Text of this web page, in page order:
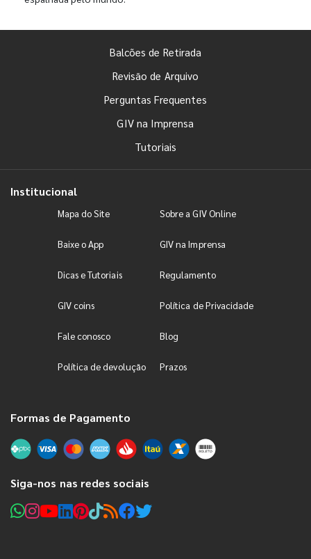
Balcões de Retirada
Revisão de Arquivo
Perguntas Frequentes
GIV na Imprensa
Tutoriais
Institucional
Mapa do Site Sobre a GIV Online
Baixe o App GIV na Imprensa
Dicas e Tutoriais Regulamento
GIV coins Política de Privacidade
Fale conosco Blog
Política de devolução Prazos
Formas de Pagamento
Siga-nos nas redes sociais